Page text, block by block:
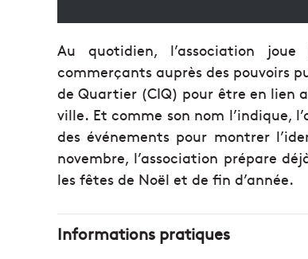
Au quotidien, l’association
commerçants auprès des pouvoirs
de Quartier (CIQ) pour être en lien
ville. Et comme son nom l’indique,
des événements pour montrer
novembre, l’association prépare
les fêtes de Noël et de fin d’année.
Informations pratiques